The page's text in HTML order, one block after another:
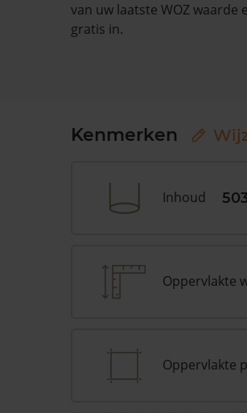
van uw laatste WOZ waarde
gratis in.
Kenmerken
Inhoud
Oppervlakte
Oppervlakte